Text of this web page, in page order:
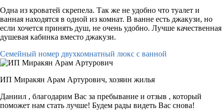
Одна из кроватей скрепела. Так же не удобно что туалет и
ванная находятся в одной из комнат. В ванне есть джакузи, но
если хочется принять душ, не очень удобно. Лучше качественная
душевая кабинка вместо джакузи.
Семейный номер двухкомнатный люкс с ванной
ИП Миракян Арам Артурович, хозяин жилья
Даниил , благодарим Вас за пребывание и отзыв , который
поможет нам стать лучше! Будем рады видеть Вас снова!